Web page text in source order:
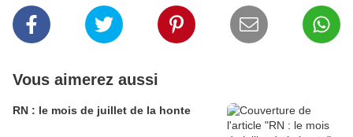
Vous aimerez aussi
RN : le mois de juillet de la honte